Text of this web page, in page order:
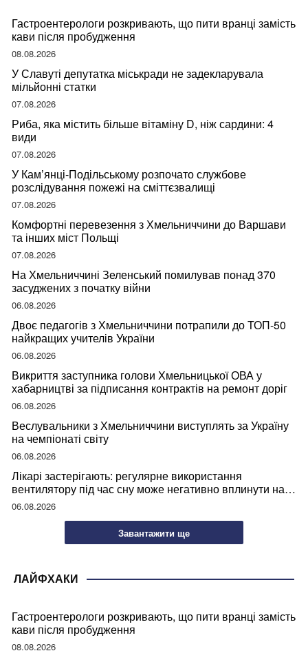
Гастроентерологи розкривають, що пити вранці замість
кави після пробудження
08.08.2026
У Славуті депутатка міськради не задекларувала
мільйонні статки
07.08.2026
Риба, яка містить більше вітаміну D, ніж сардини: 4
види
07.08.2026
У Кам’янці-Подільському розпочато службове
розслідування пожежі на сміттєзвалищі
07.08.2026
Комфортні перевезення з Хмельниччини до Варшави
та інших міст Польщі
07.08.2026
На Хмельниччині Зеленський помилував понад 370
засуджених з початку війни
06.08.2026
Двоє педагогів з Хмельниччини потрапили до ТОП-50
найкращих учителів України
06.08.2026
Викриття заступника голови Хмельницької ОВА у
хабарництві за підписання контрактів на ремонт доріг
06.08.2026
Веслувальники з Хмельниччини виступлять за Україну
на чемпіонаті світу
06.08.2026
Лікарі застерігають: регулярне використання
вентилятору під час сну може негативно вплинути на
ваше здоров’я
06.08.2026
Завантажити ще
ЛАЙФХАКИ
Гастроентерологи розкривають, що пити вранці замість
кави після пробудження
08.08.2026